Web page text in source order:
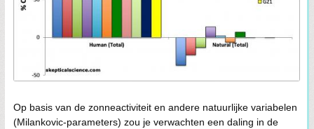
Op basis van de zonneactiviteit en andere natuurlijke variabelen
(Milankovic-parameters) zou je verwachten een daling in de